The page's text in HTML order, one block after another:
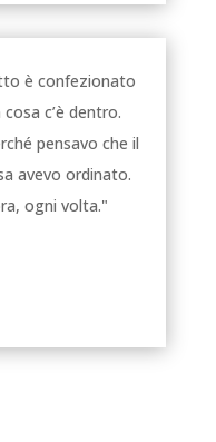
è confezionato
c’è dentro.
pensavo che il
avevo ordinato.
ogni volta."